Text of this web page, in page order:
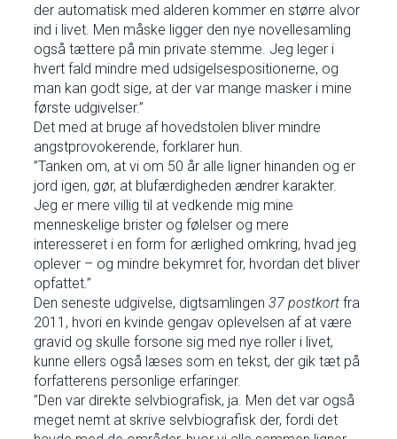
der automatisk med alderen kommer en større alvor
ind i livet. Men måske ligger den nye novellesamling
også tættere på min private stemme. Jeg leger i
hvert fald mindre med udsigelsespositionerne, og
man kan godt sige, at der var mange masker i mine
første udgivelser.”
Det med at bruge af hovedstolen bliver mindre
angstprovokerende, forklarer hun.
”Tanken om, at vi om 50 år alle ligner hinanden og er
jord igen, gør, at blufærdigheden ændrer karakter.
Jeg er mere villig til at vedkende mig mine
menneskelige brister og følelser og mere
interesseret i en form for ærlighed omkring, hvad jeg
oplever – og mindre bekymret for, hvordan det bliver
opfattet.”
Den seneste udgivelse, digtsamlingen 37 postkort fra
2011, hvori en kvinde gengav oplevelsen af at være
gravid og skulle forsone sig med nye roller i livet,
kunne ellers også læses som en tekst, der gik tæt på
forfatterens personlige erfaringer.
”Den var direkte selvbiografisk, ja. Men det var også
meget nemt at skrive selvbiografisk der, fordi det